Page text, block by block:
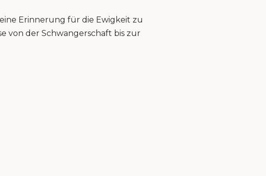
Erinnerung für die Ewigkeit zu
von der Schwangerschaft bis zur